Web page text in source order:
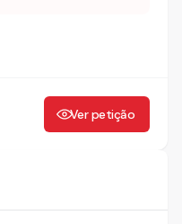
Ver petição